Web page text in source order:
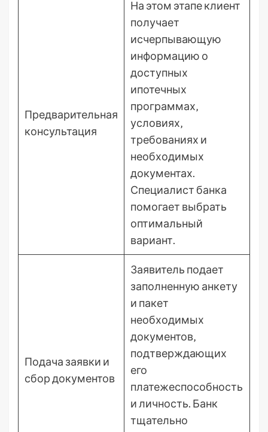
Предварительная
консультация
На этом этапе клиент
получает
исчерпывающую
информацию о
доступных
ипотечных
программах‚
условиях‚
требованиях и
необходимых
документах.
Специалист банка
помогает выбрать
оптимальный
вариант.
Подача заявки и
сбор документов
Заявитель подает
заполненную анкету
и пакет
необходимых
документов‚
подтверждающих
его
платежеспособность
и личность. Банк
тщательно